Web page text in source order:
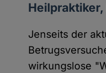
Jenseits der
wirkungslose